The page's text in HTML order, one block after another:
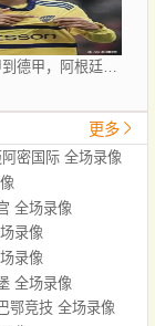
8月8日：从法甲到德甲，阿根廷世界杯国脚梅迪纳2500万欧转会勒沃库森
更多
密国际 全场录像
全场录像
录像
录像
全场录像
鄂竞技 全场录像